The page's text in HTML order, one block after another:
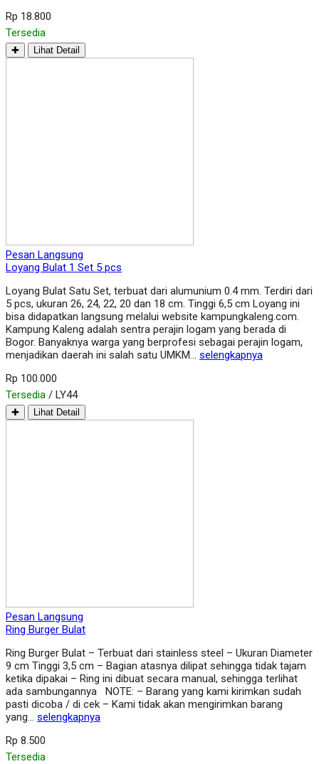
Rp 18.800
Tersedia
✚ Lihat Detail
Pesan Langsung
Loyang Bulat 1 Set 5 pcs
Loyang Bulat Satu Set, terbuat dari alumunium 0.4 mm. Terdiri dari
5 pcs, ukuran 26, 24, 22, 20 dan 18 cm. Tinggi 6,5 cm Loyang ini
bisa didapatkan langsung melalui website kampungkaleng.com.
Kampung Kaleng adalah sentra perajin logam yang berada di
Bogor. Banyaknya warga yang berprofesi sebagai perajin logam,
menjadikan daerah ini salah satu UMKM… selengkapnya
Rp 100.000
Tersedia / LY44
✚ Lihat Detail
Pesan Langsung
Ring Burger Bulat
Ring Burger Bulat – Terbuat dari stainless steel – Ukuran Diameter
9 cm Tinggi 3,5 cm – Bagian atasnya dilipat sehingga tidak tajam
ketika dipakai – Ring ini dibuat secara manual, sehingga terlihat
ada sambungannya NOTE: – Barang yang kami kirimkan sudah
pasti dicoba / di cek – Kami tidak akan mengirimkan barang
yang… selengkapnya
Rp 8.500
Tersedia